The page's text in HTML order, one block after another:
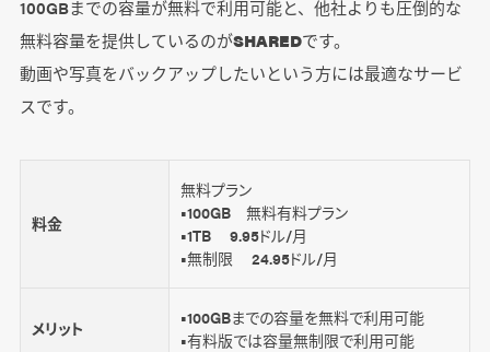
100GBまでの容量が無料で利用可能と、他社よりも圧倒的な
無料容量を提供しているのがSHAREDです。
動画や写真をバックアップしたいという方には最適なサービ
スです。
料金
無料プラン
■100GB 無料有料プラン
■1TB 9.95ドル/月
■無制限 24.95ドル/月
メリット
■100GBまでの容量を無料で利用可能
■有料版では容量無制限で利用可能